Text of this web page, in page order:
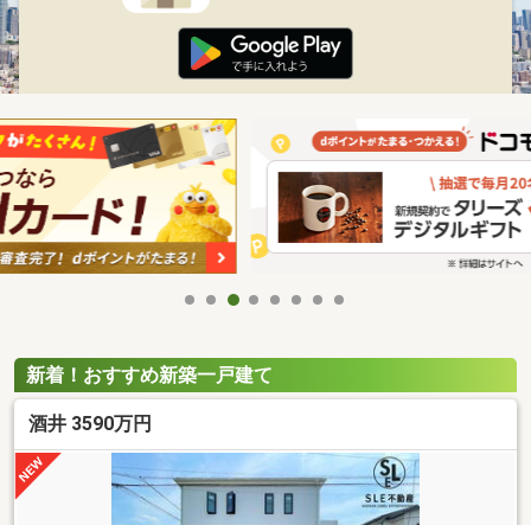
新着！おすすめ新築一戸建て
酒井 3590万円